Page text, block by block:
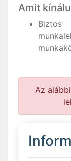
Amit
Biztos
Az